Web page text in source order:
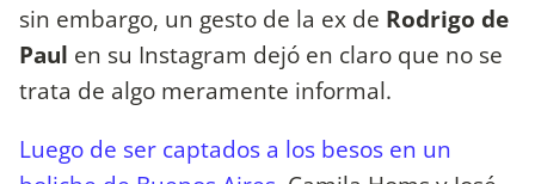
sin embargo, un gesto de la ex de Rodrigo de
Paul en su Instagram dejó en claro que no se
trata de algo meramente informal.
Luego de ser captados a los besos en un